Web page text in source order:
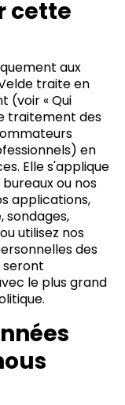
cette
aux
traite en
(voir « Qui
traitement des
en
Elle s'applique
ou nos
applications,
sondages,
utilisez nos
des
le plus grand